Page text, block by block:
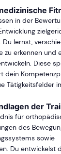
in der
Du lernst,
zu erkennen und
Diese
dein
Tätigkeitsfelder
der
für
des
sowie
Du entwickelst